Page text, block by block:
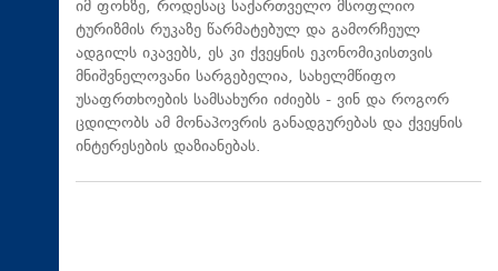
იმ ფონზე, როდესაც საქართველო მსოფლიო
ტურიზმის რუკაზე წარმატებულ და გამორჩეულ
ადგილს იკავებს, ეს კი ქვეყნის ეკონომიკისთვის
მნიშვნელოვანი სარგებელია, სახელმწიფო
უსაფრთხოების სამსახური იძიებს - ვინ და როგორ
ცდილობს ამ მონაპოვრის განადგურებას და ქვეყნის
ინტერესების დაზიანებას.